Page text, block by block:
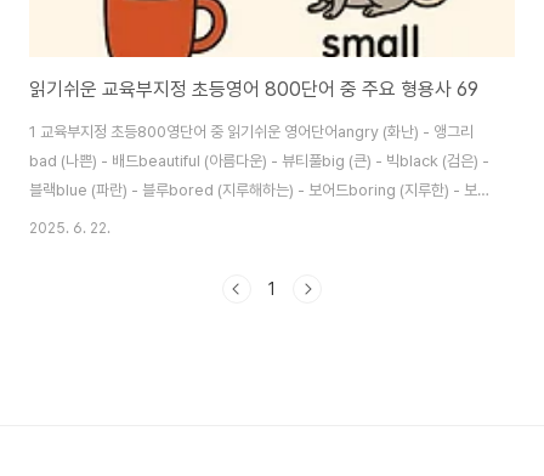
읽기쉬운 교육부지정 초등영어 800단어 중 주요 형용사 69
1 교육부지정 초등800영단어 중 읽기쉬운 영어단어angry (화난) - 앵그리
bad (나쁜) - 배드beautiful (아름다운) - 뷰티풀big (큰) - 빅black (검은) -
블랙blue (파란) - 블루bored (지루해하는) - 보어드boring (지루한) - 보어
링bright (밝은) - 브라이트brown (갈색의) - 브라운busy (바쁜) - 비지
clever (영리한) - 클레버cold (추운, 차가운) - 콜드cool (시원한, 멋진) - 쿨
2025. 6. 22.
1